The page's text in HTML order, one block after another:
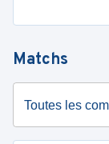
Matchs
Toutes les